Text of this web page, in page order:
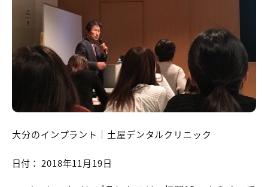
大分のインプラント｜土屋デンタルクリニック
日付： 2018年11月19日